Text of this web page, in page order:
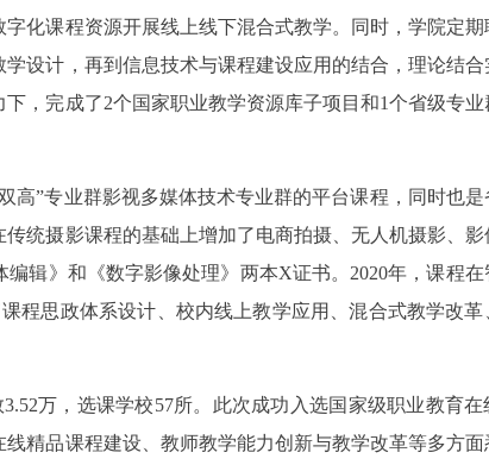
化课程资源开展线上线下混合式教学。同时，学院定期
设计，再到信息技术与课程建设应用的结合，理论结合
，完成了2个国家职业教学资源库子项目和1个省级专业
高”专业群影视多媒体技术专业群的平台课程，同时也
统摄影课程的基础上增加了电商拍摄、无人机摄影、影
辑》和《数字影像处理》两本X证书。2020年，课程在
程思政体系设计、校内线上教学应用、混合式教学改革
万，选课学校57所。此次成功入选国家级职业教育在
精品课程建设、教师教学能力创新与教学改革等多方面